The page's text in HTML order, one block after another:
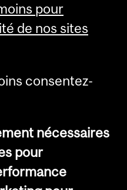
2026
pour
de nos sites
consentez-
nécessaires
pour